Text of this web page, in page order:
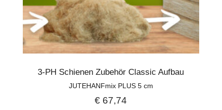
3-PH Schienen Zubehör Classic Aufbau
JUTEHANFmix PLUS 5 cm
€ 67,74